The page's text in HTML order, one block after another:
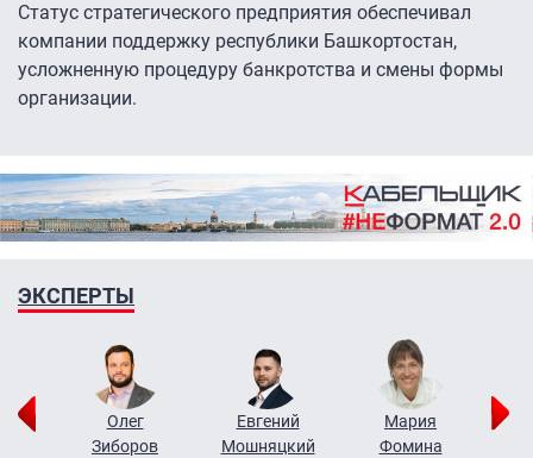
Статус стратегического предприятия обеспечивал
компании поддержку республики Башкортостан,
усложненную процедуру банкротства и смены формы
организации.
ЭКСПЕРТЫ
Олег
Зиборов
Евгений
Мошняцкий
Мария
Фомина